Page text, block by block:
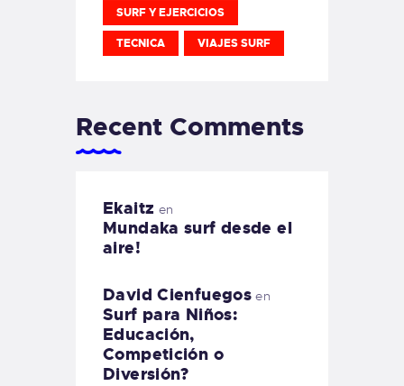
SURF Y EJERCICIOS
TECNICA VIAJES SURF
Recent Comments
Ekaitz en
Mundaka surf desde el
aire!
David Cienfuegos en
Surf para Niños:
Educación,
Competición o
Diversión?